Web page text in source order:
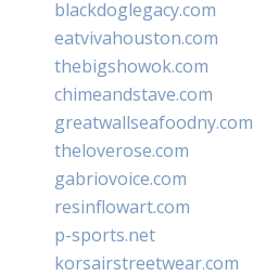
blackdoglegacy.com
eatvivahouston.com
thebigshowok.com
chimeandstave.com
greatwallseafoodny.com
theloverose.com
gabriovoice.com
resinflowart.com
p-sports.net
korsairstreetwear.com